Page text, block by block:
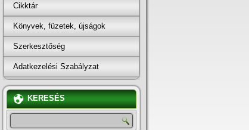
Cikktár
Könyvek, füzetek, újságok
Szerkesztőség
Adatkezelési Szabályzat
KERESÉS